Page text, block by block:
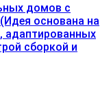
домов с
основана на
адаптированных
сборкой и